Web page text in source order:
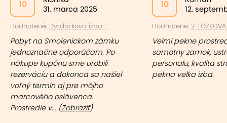
10
31. marca 2025
Hodnotené: Dvojlôžková izba:...
Pobyt na Smolenickom zámku
jednoznačne odporúčam. Po
nákupe kupónu sme urobili
rezerváciu a dokonca sa našiel
voľný termín aj pre môjho
marcového oslávenca.
Prostredie v... (Zobraziť)
10
12.
Hodnotené: 2-
Velmi pekne
samotny zamok,
personalu, kvalita
pekna velka izba.